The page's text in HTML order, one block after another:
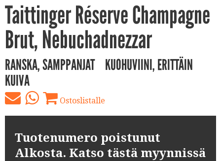
Taittinger Réserve Champagne
Brut, Nebuchadnezzar
RANSKA, SAMPPANJAT
KUOHUVIINI, ERITTÄIN
KUIVA
Ostoslistalle
Tuotenumero poistunut
Alkosta. Katso tästä myynnissä